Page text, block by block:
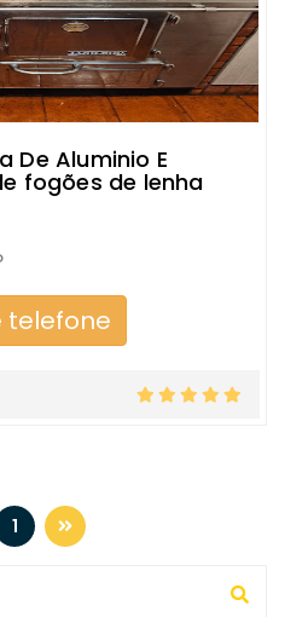
De Aluminio E
fogões de lenha
telefone
1